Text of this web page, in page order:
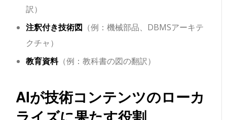
訳）
注釈付き技術図 （例：機械部品、DBMSアーキテ
クチャ）
教育資料（例：教科書の図の翻訳）
AIが技術コンテンツのローカ